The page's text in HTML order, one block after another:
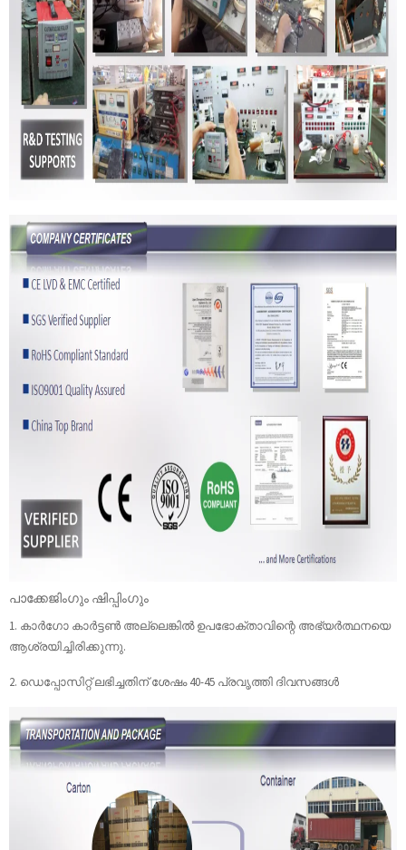
പാക്കേജിംഗും ഷിപ്പിംഗും
1. കാർഗോ കാർട്ടൺ അല്ലെങ്കിൽ ഉപഭോക്താവിന്റെ അഭ്യർത്ഥനയെ
ആശ്രയിച്ചിരിക്കുന്നു.
2. ഡെപ്പോസിറ്റ് ലഭിച്ചതിന് ശേഷം 40-45 പ്രവൃത്തി ദിവസങ്ങൾ